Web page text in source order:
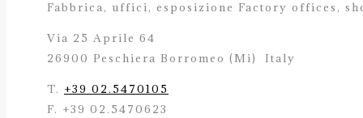
Fabbrica, uffici, esposizione Factory offices,
Via 25 Aprile 64
26900 Peschiera Borromeo (Mi)
Italy
T. +39 02.5470105
F. +39 02.5470623